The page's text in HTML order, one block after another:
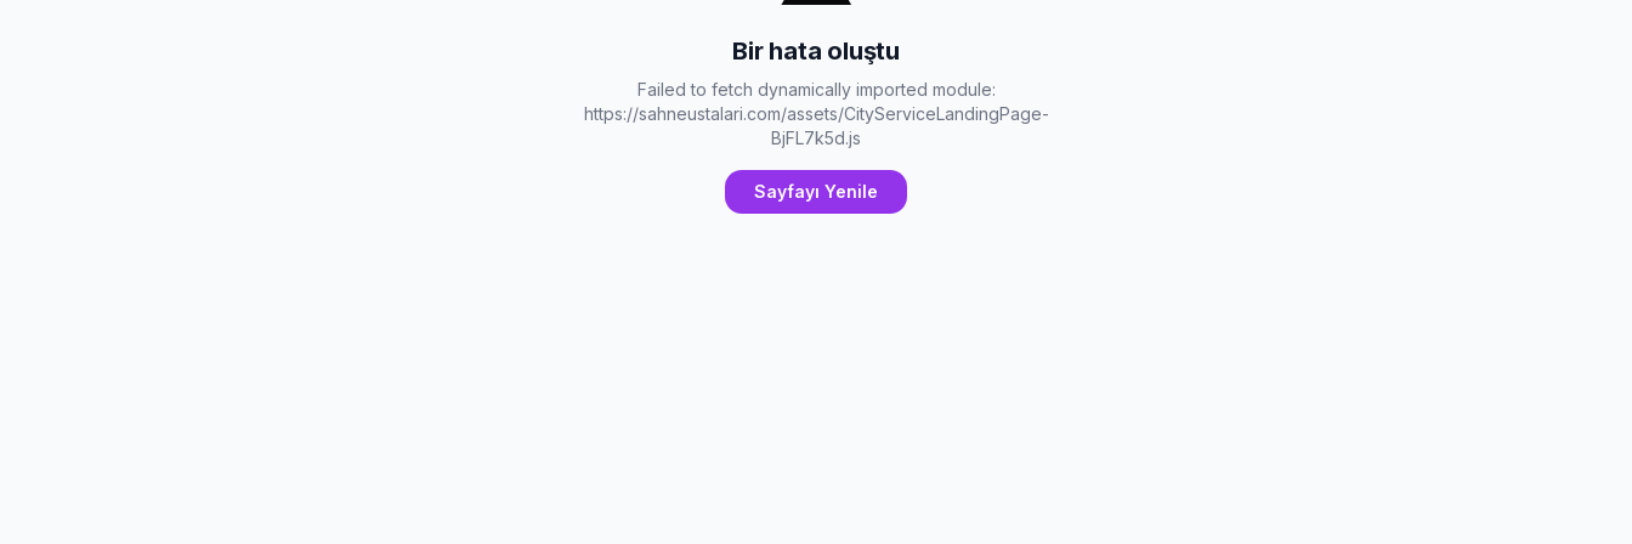
Bir hata oluştu
Failed to fetch dynamically imported module:
https://sahneustalari.com/assets/CityServiceLandingPage-
BjFL7k5d.js
Sayfayı Yenile